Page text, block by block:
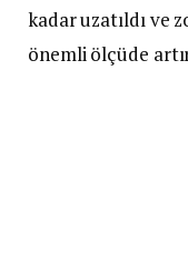
kadar uzatıldı ve
önemli ölçüde